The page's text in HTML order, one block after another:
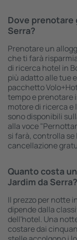
Dove prenotare
Serra?
Prenotare un
che ti farà
di ricerca hotel in
più adatto alle tue
pacchetto
tempo e prenotare
motore di ricerca
sono disponibili
alla voce
si farà, controlla
cancellazione
Quanto costa
Jardim da Serra?
Il prezzo per notte
dipende dalla
dell'hotel. Una
costare dai